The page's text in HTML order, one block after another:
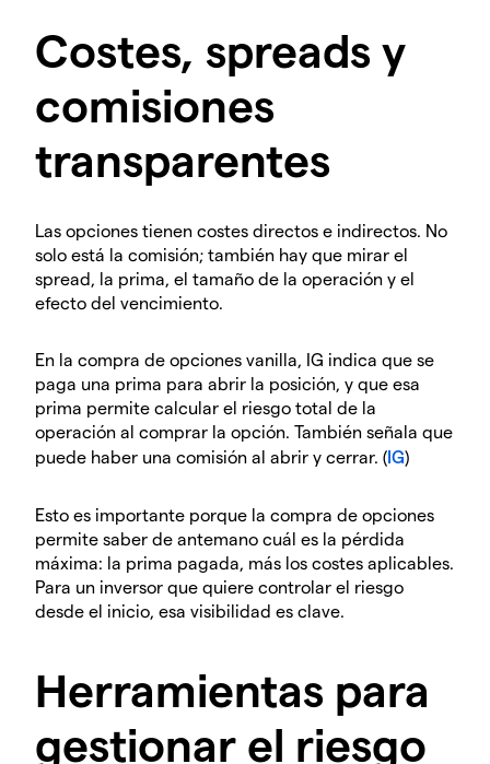
Costes, spreads y
comisiones
transparentes
Las opciones tienen costes directos e indirectos. No
solo está la comisión; también hay que mirar el
spread, la prima, el tamaño de la operación y el
efecto del vencimiento.
En la compra de opciones vanilla, IG indica que se
paga una prima para abrir la posición, y que esa
prima permite calcular el riesgo total de la
operación al comprar la opción. También señala que
puede haber una comisión al abrir y cerrar. (IG)
Esto es importante porque la compra de opciones
permite saber de antemano cuál es la pérdida
máxima: la prima pagada, más los costes aplicables.
Para un inversor que quiere controlar el riesgo
desde el inicio, esa visibilidad es clave.
Herramientas para
gestionar el riesgo